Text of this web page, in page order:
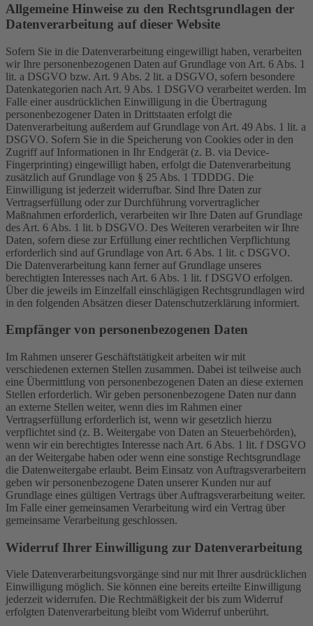
Allgemeine Hinweise zu den Rechtsgrundlagen der
Datenverarbeitung auf dieser Website
Sofern Sie in die Datenverarbeitung eingewilligt haben, verarbeiten
wir Ihre personenbezogenen Daten auf Grundlage von Art. 6 Abs. 1
lit. a DSGVO bzw. Art. 9 Abs. 2 lit. a DSGVO, sofern besondere
Datenkategorien nach Art. 9 Abs. 1 DSGVO verarbeitet werden. Im
Falle einer ausdrücklichen Einwilligung in die Übertragung
personenbezogener Daten in Drittstaaten erfolgt die
Datenverarbeitung außerdem auf Grundlage von Art. 49 Abs. 1 lit. a
DSGVO. Sofern Sie in die Speicherung von Cookies oder in den
Zugriff auf Informationen in Ihr Endgerät (z. B. via Device-
Fingerprinting) eingewilligt haben, erfolgt die Datenverarbeitung
zusätzlich auf Grundlage von § 25 Abs. 1 TDDDG. Die
Einwilligung ist jederzeit widerrufbar. Sind Ihre Daten zur
Vertragserfüllung oder zur Durchführung vorvertraglicher
Maßnahmen erforderlich, verarbeiten wir Ihre Daten auf Grundlage
des Art. 6 Abs. 1 lit. b DSGVO. Des Weiteren verarbeiten wir Ihre
Daten, sofern diese zur Erfüllung einer rechtlichen Verpflichtung
erforderlich sind auf Grundlage von Art. 6 Abs. 1 lit. c DSGVO.
Die Datenverarbeitung kann ferner auf Grundlage unseres
berechtigten Interesses nach Art. 6 Abs. 1 lit. f DSGVO erfolgen.
Über die jeweils im Einzelfall einschlägigen Rechtsgrundlagen wird
in den folgenden Absätzen dieser Datenschutzerklärung informiert.
Empfänger von personenbezogenen Daten
Im Rahmen unserer Geschäftstätigkeit arbeiten wir mit
verschiedenen externen Stellen zusammen. Dabei ist teilweise auch
eine Übermittlung von personenbezogenen Daten an diese externen
Stellen erforderlich. Wir geben personenbezogene Daten nur dann
an externe Stellen weiter, wenn dies im Rahmen einer
Vertragserfüllung erforderlich ist, wenn wir gesetzlich hierzu
verpflichtet sind (z. B. Weitergabe von Daten an Steuerbehörden),
wenn wir ein berechtigtes Interesse nach Art. 6 Abs. 1 lit. f DSGVO
an der Weitergabe haben oder wenn eine sonstige Rechtsgrundlage
die Datenweitergabe erlaubt. Beim Einsatz von Auftragsverarbeitern
geben wir personenbezogene Daten unserer Kunden nur auf
Grundlage eines gültigen Vertrags über Auftragsverarbeitung weiter.
Im Falle einer gemeinsamen Verarbeitung wird ein Vertrag über
gemeinsame Verarbeitung geschlossen.
Widerruf Ihrer Einwilligung zur Datenverarbeitung
Viele Datenverarbeitungsvorgänge sind nur mit Ihrer ausdrücklichen
Einwilligung möglich. Sie können eine bereits erteilte Einwilligung
jederzeit widerrufen. Die Rechtmäßigkeit der bis zum Widerruf
erfolgten Datenverarbeitung bleibt vom Widerruf unberührt.